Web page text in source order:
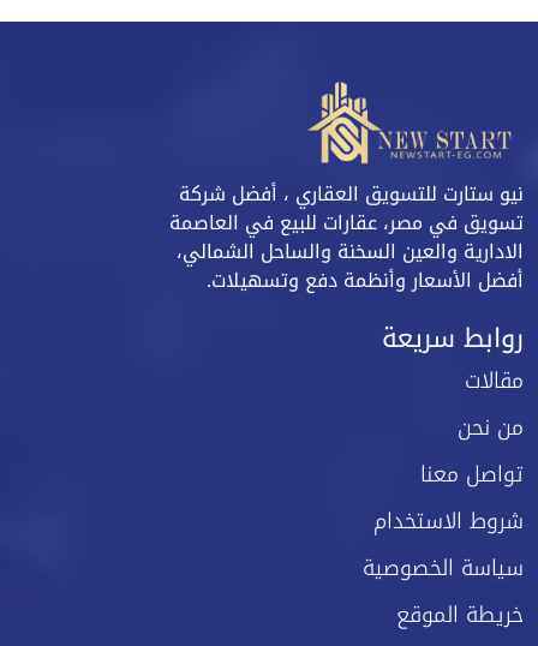
نيو ستارت للتسويق العقاري ، أفضل شركة
تسويق في مصر، عقارات للبيع في العاصمة
الادارية والعين السخنة والساحل الشمالي،
أفضل الأسعار وأنظمة دفع وتسهيلات.
روابط سريعة
مقالات
من نحن
تواصل معنا
شروط الاستخدام
سياسة الخصوصية
خريطة الموقع